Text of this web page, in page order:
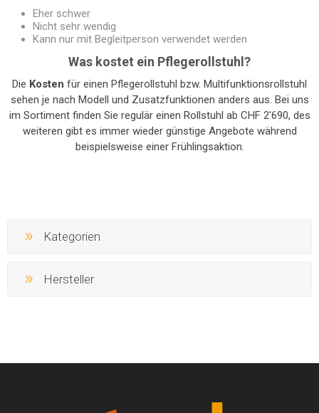
Eher schwer
Nicht sehr wendig
Kann nur mit Begleitperson verwendet werden
Was kostet ein Pflegerollstuhl?
Die Kosten für einen Pflegerollstuhl bzw. Multifunktionsrollstuhl
sehen je nach Modell und Zusatzfunktionen anders aus. Bei uns
im Sortiment finden Sie regulär einen Rollstuhl ab CHF 2'690, des
weiteren gibt es immer wieder günstige Angebote während
beispielsweise einer Frühlingsaktion.
Kategorien
Hersteller